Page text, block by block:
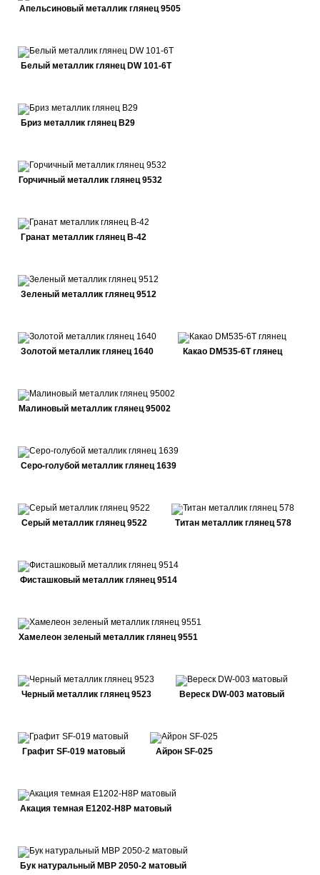
Апельсиновый металлик глянец 9505
Белый металлик глянец DW 101-6T
Бриз металлик глянец В29
Горчичный металлик глянец 9532
Гранат металлик глянец В-42
Зеленый металлик глянец 9512
Золотой металлик глянец 1640 Какао DM535-6Т глянец
Малиновый металлик глянец 95002
Серо-голубой металлик глянец 1639
Серый металлик глянец 9522 Титан металлик глянец 578
Фисташковый металлик глянец 9514
Хамелеон зеленый металлик глянец 9551
Черный металлик глянец 9523 Вереск DW-003 матовый
Графит SF-019 матовый Айрон SF-025
Акация темная E1202-H8P матовый
Бук натуральный MBP 2050-2 матовый